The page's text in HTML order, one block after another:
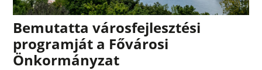
Bemutatta városfejlesztési
programját a Fővárosi
Önkormányzat